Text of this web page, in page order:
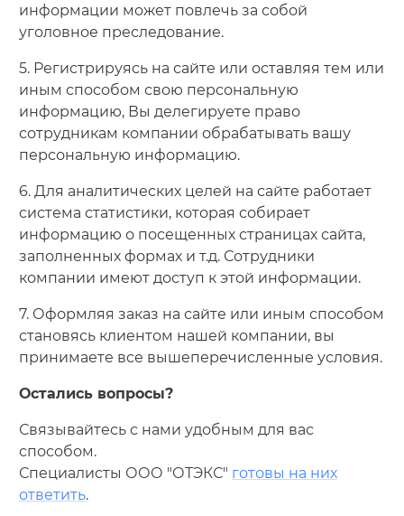
информации может повлечь за собой
уголовное преследование.
5. Регистрируясь на сайте или оставляя тем или
иным способом свою персональную
информацию, Вы делегируете право
сотрудникам компании обрабатывать вашу
персональную информацию.
6. Для аналитических целей на сайте работает
система статистики, которая собирает
информацию о посещенных страницах сайта,
заполненных формах и т.д. Сотрудники
компании имеют доступ к этой информации.
7. Оформляя заказ на сайте или иным способом
становясь клиентом нашей компании, вы
принимаете все вышеперечисленные условия.
Остались вопросы?
Связывайтесь с нами удобным для вас
способом.
Специалисты ООО "ОТЭКС" готовы на них
ответить.